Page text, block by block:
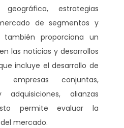
geográfica, estrategias
de segmentos y
también proporciona un
las noticias y desarrollos
incluye el desarrollo de
empresas conjuntas,
alianzas
permite evaluar la
mercado.